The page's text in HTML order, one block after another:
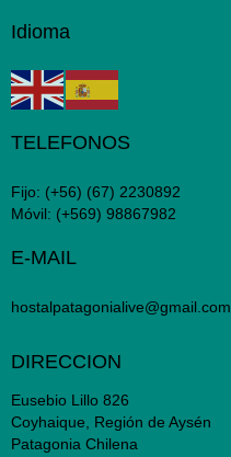
Idioma
TELEFONOS
Fijo: (+56) (67) 2230892
Móvil: (+569) 98867982
E-MAIL
hostalpatagonialive@gmail.com
DIRECCION
Eusebio Lillo 826
Coyhaique, Región de Aysén
Patagonia Chilena